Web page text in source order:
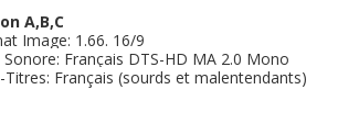
A,B,C
Image: 1.66. 16/9
Sonore: Français DTS-HD MA 2.0 Mono
Titres: Français (sourds et malentendants)